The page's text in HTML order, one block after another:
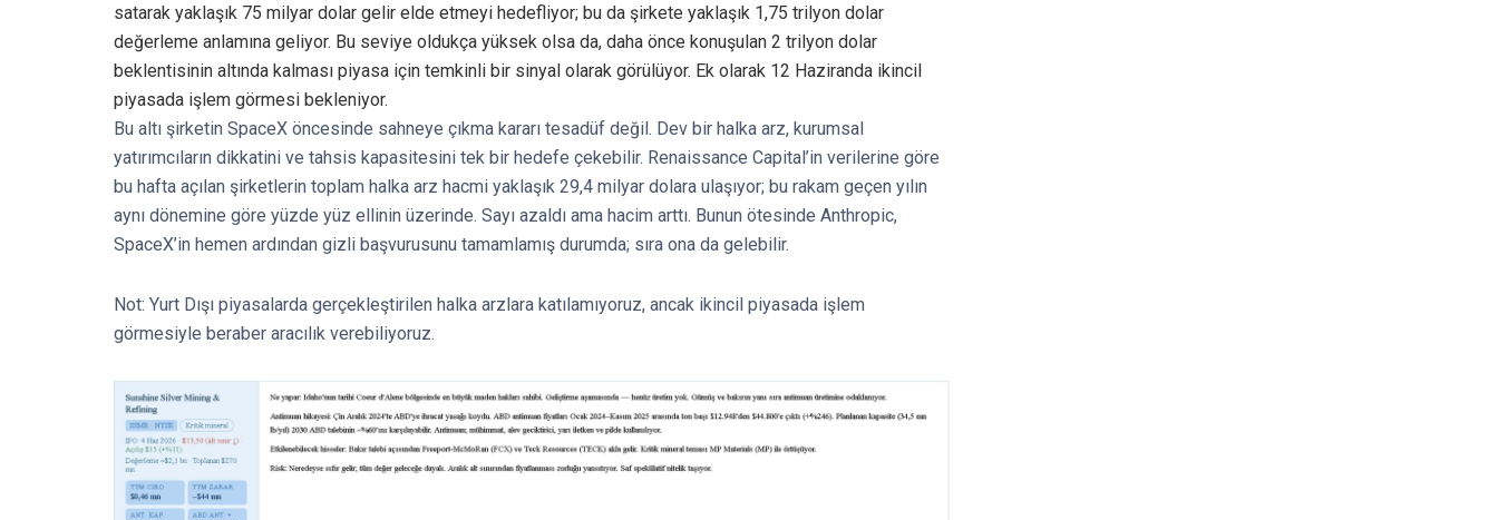
satarak yaklaşık 75 milyar dolar gelir elde etmeyi hedefliyor; bu da şirkete yaklaşık 1,75 trilyon dolar
değerleme anlamına geliyor. Bu seviye oldukça yüksek olsa da, daha önce konuşulan 2 trilyon dolar
beklentisinin altında kalması piyasa için temkinli bir sinyal olarak görülüyor. Ek olarak 12 Haziranda ikincil
piyasada işlem görmesi bekleniyor.
Bu altı şirketin SpaceX öncesinde sahneye çıkma kararı tesadüf değil. Dev bir halka arz, kurumsal
yatırımcıların dikkatini ve tahsis kapasitesini tek bir hedefe çekebilir. Renaissance Capital’in verilerine göre
bu hafta açılan şirketlerin toplam halka arz hacmi yaklaşık 29,4 milyar dolara ulaşıyor; bu rakam geçen yılın
aynı dönemine göre yüzde yüz ellinin üzerinde. Sayı azaldı ama hacim arttı. Bunun ötesinde Anthropic,
SpaceX’in hemen ardından gizli başvurusunu tamamlamış durumda; sıra ona da gelebilir.
Not: Yurt Dışı piyasalarda gerçekleştirilen halka arzlara katılamıyoruz, ancak ikincil piyasada işlem
görmesiyle beraber aracılık verebiliyoruz.